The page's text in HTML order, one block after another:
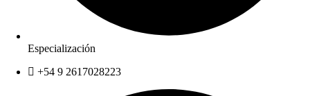
Especialización
+54 9 2617028223